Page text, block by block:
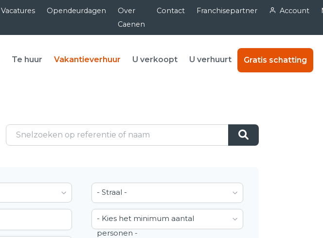
Vacatures Opendeurdagen
Over
Caenen
Contact Franchisepartner Account
Te huur Vakantieverhuur U verkoopt U verhuurt Gratis schatting
- Straal -
- Kies het minimum aantal
personen -